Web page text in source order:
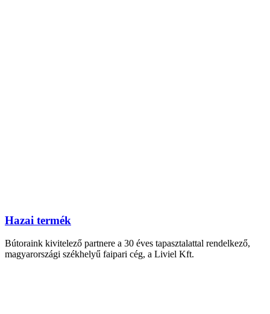
Hazai termék
Bútoraink kivitelező partnere a 30 éves tapasztalattal rendelkező,
magyarországi székhelyű faipari cég, a Liviel Kft.